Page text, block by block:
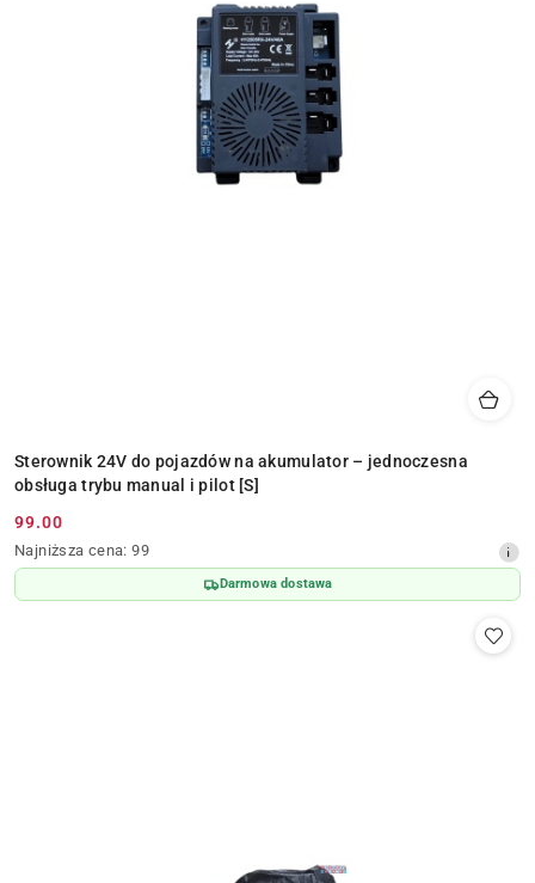
Sterownik 24V do pojazdów na akumulator – jednoczesna
obsługa trybu manual i pilot [S]
Cena
promocyjna:
99.00
Najniższa
cena
z
Najniższa cena: 99
Darmowa dostawa